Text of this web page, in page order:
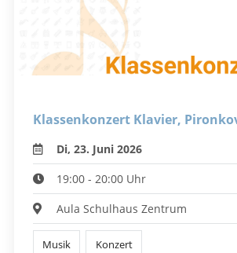
Klassenkonzert Klavier,
Di, 23. Juni 2026
19:00 - 20:00 Uhr
Aula Schulhaus Zentrum
Musik Konzert